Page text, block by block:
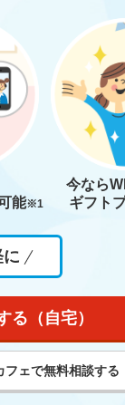
能※1
今なら
ギフト
に
る（自宅）
フェで無料相談する